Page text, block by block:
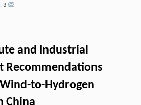
, 3
and Industrial
Recommendations
to-Hydrogen
China